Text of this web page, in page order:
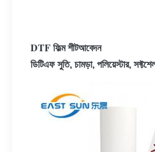
DTF ফিল্ম শীটআবেদন
ডিটিএফ সুতি, চামড়া, পলিয়েস্টার,